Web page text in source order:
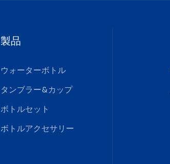
製品
ウォーターボトル
タンブラー&カップ
ボトルセット
ボトルアクセサリー